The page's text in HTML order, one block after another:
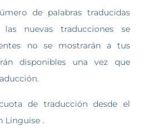
de palabras traducidas
nuevas traducciones se
no se mostrarán a tus
disponibles una vez que
de traducción desde el
Linguise .